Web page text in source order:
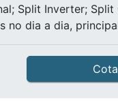
Split Inverter; Split
no dia a dia,